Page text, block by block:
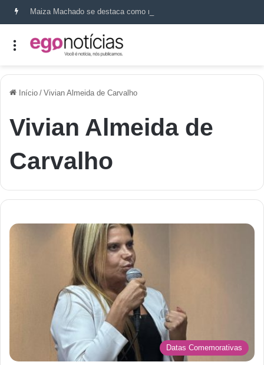
Início / Vivian Almeida de Carvalho
Vivian Almeida de
Carvalho
Datas Comemorativas